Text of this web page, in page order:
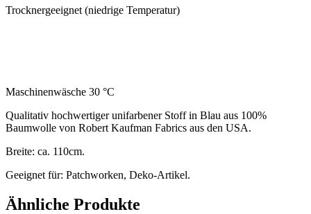
Trocknergeeignet (niedrige Temperatur)
Maschinenwäsche 30 °C
Qualitativ hochwertiger unifarbener Stoff in Blau aus 100%
Baumwolle von Robert Kaufman Fabrics aus den USA.
Breite: ca. 110cm.
Geeignet für: Patchworken, Deko-Artikel.
Ähnliche Produkte